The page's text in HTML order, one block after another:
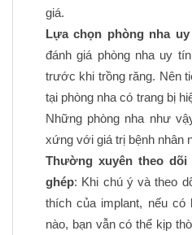
giá.
Lựa chọn phòng nha
đánh giá phòng nha uy
trước khi trồng răng. Nên
tại phòng nha có trang bị
Những phòng nha như
xứng với giá trị bệnh nhân
Thường xuyên theo
ghép: Khi chú ý và theo
thích của implant, nếu
nào, bạn vẫn có thể kịp